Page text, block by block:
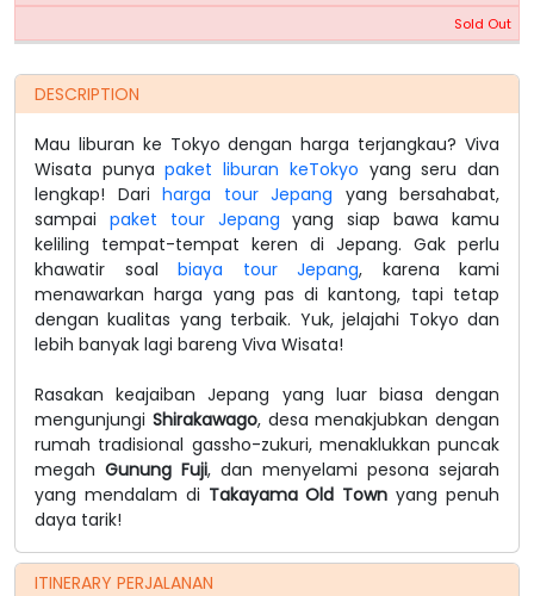
Sold Out
DESCRIPTION
Mau liburan ke Tokyo dengan harga terjangkau? Viva
Wisata punyapaket liburan keTokyo yang seru dan
lengkap! Dari harga tour Jepang yang bersahabat,
sampai paket tour Jepang yang siap bawa kamu
keliling tempat-tempat keren di Jepang. Gak perlu
khawatir soal biaya tour Jepang, karena kami
menawarkan harga yang pas di kantong, tapi tetap
dengan kualitas yang terbaik. Yuk, jelajahi Tokyo dan
lebih banyak lagi bareng Viva Wisata!
Rasakan keajaiban Jepang yang luar biasa dengan
mengunjungi Shirakawago, desa menakjubkan dengan
rumah tradisional gassho-zukuri, menaklukkan puncak
megah Gunung Fuji, dan menyelami pesona sejarah
yang mendalam di Takayama Old Townyang penuh
daya tarik!
ITINERARY PERJALANAN